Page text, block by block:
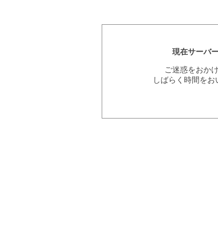
現在サーバ
ご迷惑をおか
しばらく時間を